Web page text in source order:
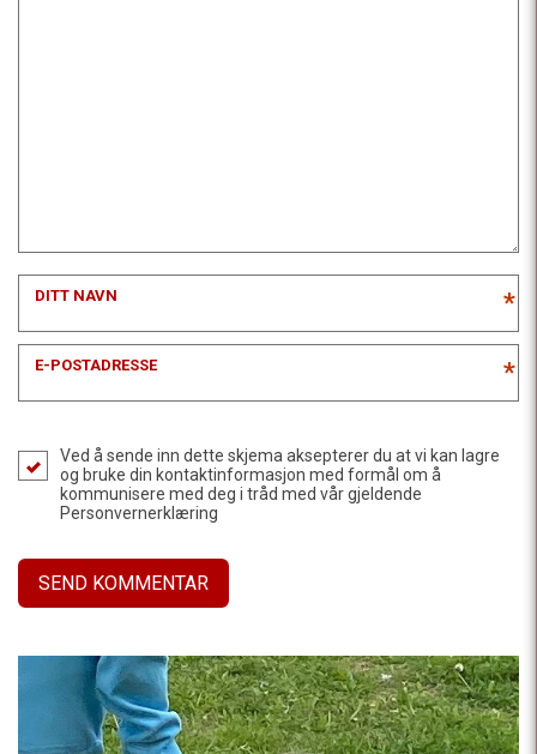
DITT NAVN *
E-POSTADRESSE *
Ved å sende inn dette skjema aksepterer du at vi kan lagre
og bruke din kontaktinformasjon med formål om å
kommunisere med deg i tråd med vår gjeldende
Personvernerklæring